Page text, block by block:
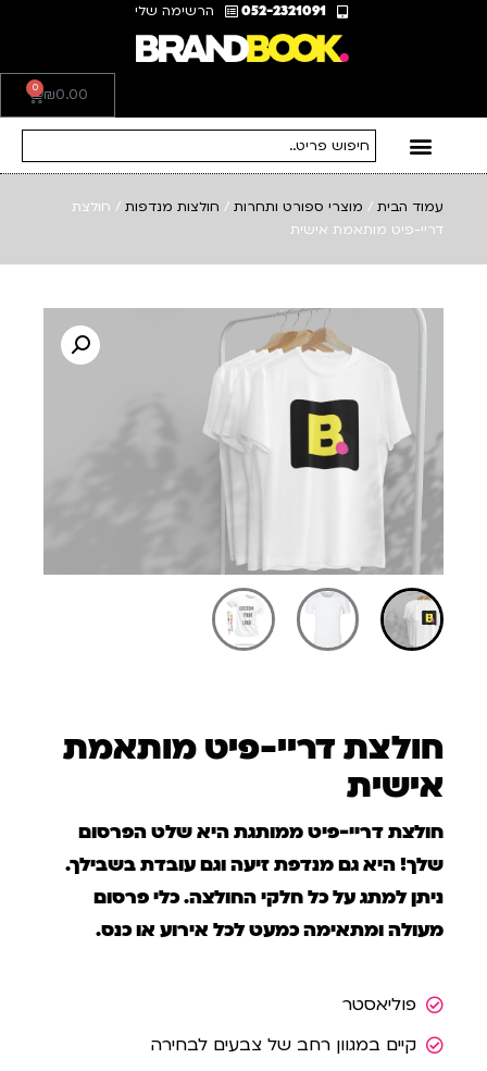
052-2321091 הרשימה שלי
₪0.00
0
עמוד הבית / מוצרי ספורט ותחרות / חולצות מנדפות / חולצת
דריי-פיט מותאמת אישית
חולצת דריי-פיט מותאמת
אישית
חולצת דריי-פיט ממותגת היא שלט הפרסום
שלך! היא גם מנדפת זיעה וגם עובדת בשבילך.
ניתן למתג על כל חלקי החולצה. כלי פרסום
מעולה ומתאימה כמעט לכל אירוע או כנס.
פוליאסטר
קיים במגוון רחב של צבעים לבחירה